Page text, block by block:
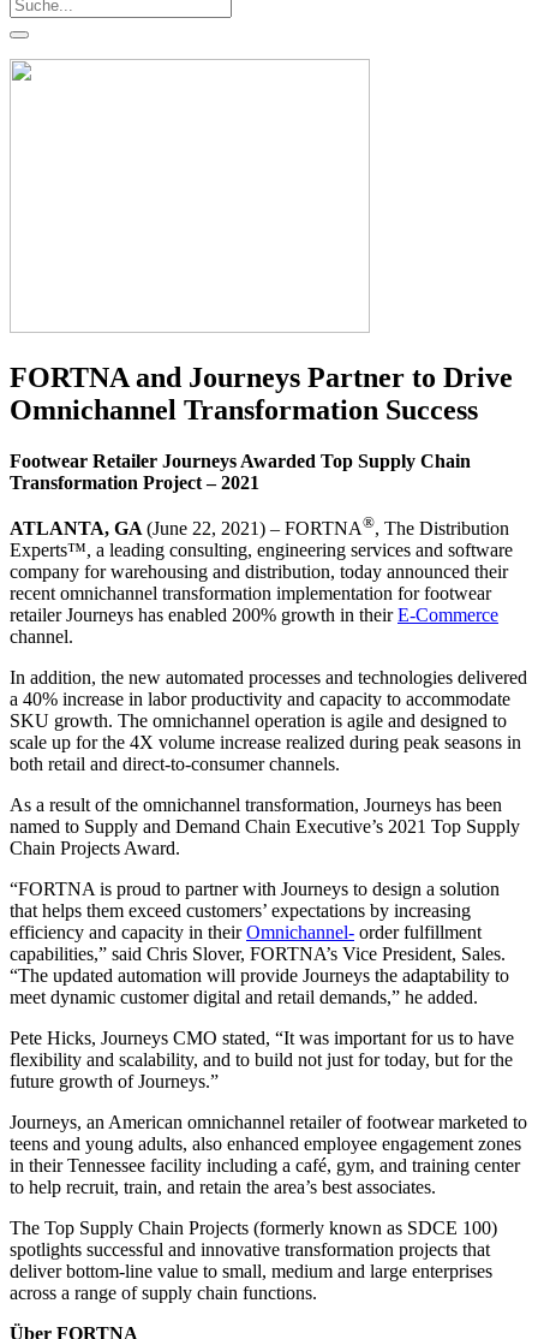
FORTNA and Journeys Partner to Drive
Omnichannel Transformation Success
Footwear Retailer Journeys Awarded Top Supply Chain
Transformation Project – 2021
ATLANTA, GA (June 22, 2021) – FORTNA®, The Distribution
Experts™, a leading consulting, engineering services and software
company for warehousing and distribution, today announced their
recent omnichannel transformation implementation for footwear
retailer Journeys has enabled 200% growth in theirE-Commerce
channel.
In addition, the new automated processes and technologies delivered
a 40% increase in labor productivity and capacity to accommodate
SKU growth. The omnichannel operation is agile and designed to
scale up for the 4X volume increase realized during peak seasons in
both retail and direct-to-consumer channels.
As a result of the omnichannel transformation, Journeys has been
named to Supply and Demand Chain Executive’s 2021 Top Supply
Chain Projects Award.
“FORTNA is proud to partner with Journeys to design a solution
that helps them exceed customers’ expectations by increasing
efficiency and capacity in theirOmnichannel- order fulfillment
capabilities,” said Chris Slover, FORTNA’s Vice President, Sales.
“The updated automation will provide Journeys the adaptability to
meet dynamic customer digital and retail demands,” he added.
Pete Hicks, Journeys CMO stated, “It was important for us to have
flexibility and scalability, and to build not just for today, but for the
future growth of Journeys.”
Journeys, an American omnichannel retailer of footwear marketed to
teens and young adults, also enhanced employee engagement zones
in their Tennessee facility including a café, gym, and training center
to help recruit, train, and retain the area’s best associates.
The Top Supply Chain Projects (formerly known as SDCE 100)
spotlights successful and innovative transformation projects that
deliver bottom-line value to small, medium and large enterprises
across a range of supply chain functions.
Über FORTNA